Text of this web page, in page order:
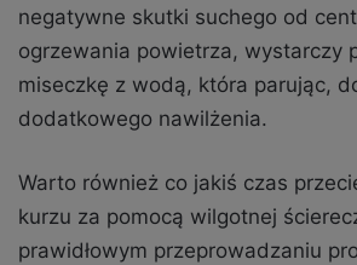
negatywne skutki suchego od
ogrzewania powietrza, wystarczy
miseczkę z wodą, która parując,
dodatkowego nawilżenia.
Warto również co jakiś czas
kurzu za pomocą wilgotnej
prawidłowym przeprowadzaniu